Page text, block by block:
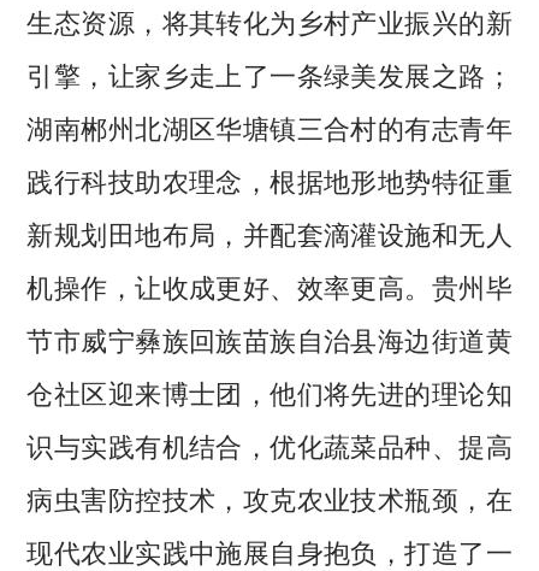
生态资源，将其转化为乡村产业振兴的新
引擎，让家乡走上了一条绿美发展之路；
湖南郴州北湖区华塘镇三合村的有志青年
践行科技助农理念，根据地形地势特征重
新规划田地布局，并配套滴灌设施和无人
机操作，让收成更好、效率更高。贵州毕
节市威宁彝族回族苗族自治县海边街道黄
仓社区迎来博士团，他们将先进的理论知
识与实践有机结合，优化蔬菜品种、提高
病虫害防控技术，攻克农业技术瓶颈，在
现代农业实践中施展自身抱负，打造了一